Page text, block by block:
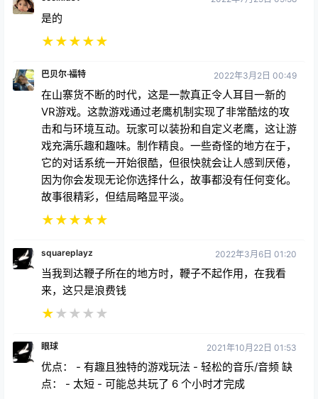
是的
★★★★★
巴贝尔·福特 2022年3月2日 00:49
在山寨货不断的时代，这是一款真正令人耳目一新的
VR游戏。这款游戏通过老鹰机制实现了非常酷炫的攻
击和与环境互动。玩家可以装扮和自定义老鹰，这让游
戏充满乐趣和趣味。制作精良。一些奇怪的地方在于，
它的对话系统一开始很酷，但很快就会让人感到厌倦，
因为你会发现无论你选择什么，故事都没有任何变化。
故事很精彩，但结局略显平淡。
★★★★★
squareplayz 2022年3月6日 01:20
当我到达鞭子所在的地方时，鞭子不起作用，在我看
来，这只是浪费钱
★★ ★ ★ ★
眼球 2021年10月22日 01:53
优点： - 有趣且独特的游戏玩法 - 轻松的音乐/音频 缺
点： - 太短 - 可能总共玩了 6 个小时才完成